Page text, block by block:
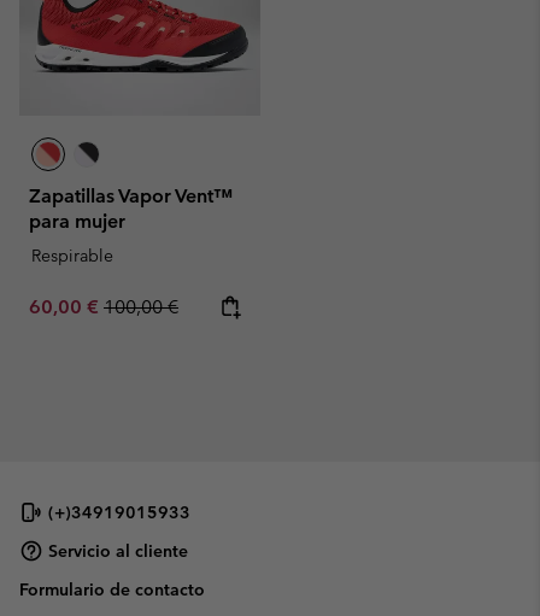
Zapatillas Vapor Vent™
para mujer
Respirable
Sale price:
60,00 € Regular price:
100,00 €
(+)34919015933
Servicio al cliente
Formulario de contacto